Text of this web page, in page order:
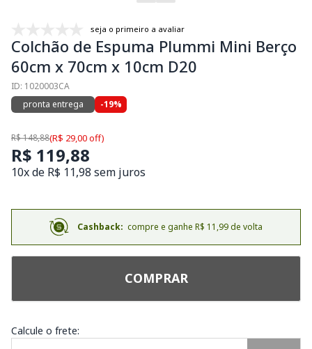
seja o primeiro a avaliar
Colchão de Espuma Plummi Mini Berço
60cm x 70cm x 10cm D20
ID: 1020003CA
pronta entrega
-19%
R$ 148,88(R$ 29,00 off)
R$ 119,88
10x de R$ 11,98 sem juros
Cashback: compre e ganhe R$ 11,99 de volta
COMPRAR
Calcule o frete: